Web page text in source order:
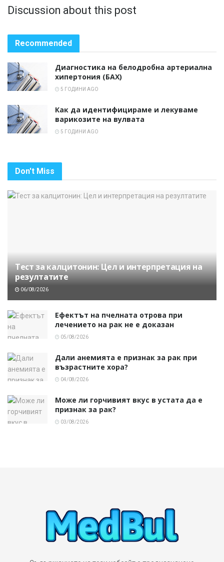
Discussion about this post
Recommended
Диагностика на белодробна артериална
хипертония (БАХ)
5 ГОДИНИ AGO
Как да идентифицираме и лекуваме
варикозите на вулвата
5 ГОДИНИ AGO
Don't Miss
Тест за калцитонин: Цел и интерпретация на
резултатите
06/08/2026
Ефектът на пчелната отрова при
лечението на рак не е доказан
05/08/2026
Дали анемията е признак за рак при
възрастните хора?
04/08/2026
Може ли горчивият вкус в устата да е
признак за рак?
03/08/2026